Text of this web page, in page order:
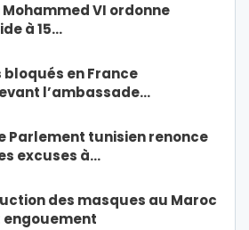
Mohammed VI ordonne
à 15…
bloqués en France
l’ambassade…
Parlement tunisien renonce
excuses à…
des masques au Maroc